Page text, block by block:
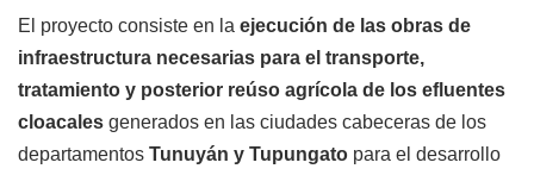
El proyecto consiste en la ejecución de las obras de
infraestructura necesarias para el transporte,
tratamiento y posterior reúso agrícola de los efluentes
cloacales generados en las ciudades cabeceras de los
departamentos Tunuyán y Tupungato para el desarrollo